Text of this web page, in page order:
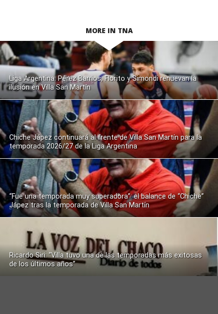
MORE IN TNA
Liga Argentina: Pérez Barrios, Florito y Simondi renuevan la
ilusión en Villa San Martín
Chiche Jápez continuará al frente de Villa San Martín para la
temporada 2026/27 de la Liga Argentina
“Fue una temporada muy superadora”: el balance de “Chiche”
Jápez tras la temporada de Villa San Martín
Ricardo Siri: “Villa tuvo una de las temporadas más exitosas
de los últimos años”